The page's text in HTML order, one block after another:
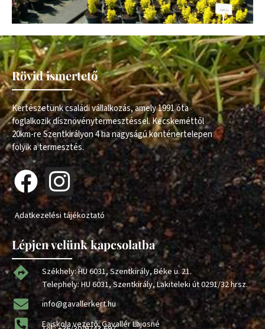
Rövid ismertető
Kertészetünk családi vállalkozás, amely 1991 óta
foglalkozik dísznövénytermesztéssel. Kecskeméttől
20km-re Szentkirályon 4 ha nagyságú konténertelepen
folyik a termesztés.
Adatkezelési tájékoztató
Lépjen velünk kapcsolatba
Székhely: HU 6031, Szentkirály, Béke u. 21.
Telephely: HU 6031, Szentkirály, Lakiteleki út 0291/32 hrsz.
info@gavallerkert.hu
Faiskola vezető: Gavallér Lajosné